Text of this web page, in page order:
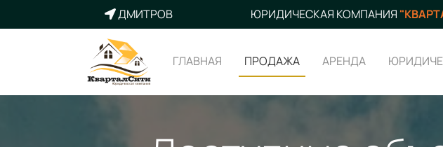
ДМИТРОВ ЮРИДИЧЕСКАЯ КОМПАНИЯ
ГЛАВНАЯ ПРОДАЖА АРЕНДА